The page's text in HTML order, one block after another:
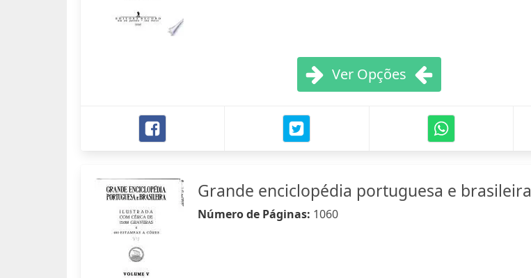
Ver Opções
Grande enciclopédia portuguesa e brasileira
Número de Páginas: 1060